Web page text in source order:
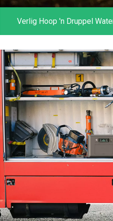
Verlig Hoop 'n Druppel